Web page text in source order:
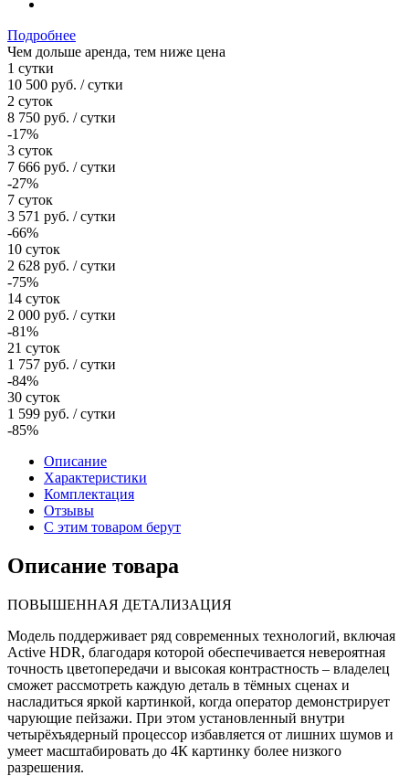
Подробнее
Чем дольше аренда, тем ниже цена
1 сутки
10 500 руб. / сутки
2 суток
8 750 руб. / сутки
-17%
3 суток
7 666 руб. / сутки
-27%
7 суток
3 571 руб. / сутки
-66%
10 суток
2 628 руб. / сутки
-75%
14 суток
2 000 руб. / сутки
-81%
21 суток
1 757 руб. / сутки
-84%
30 суток
1 599 руб. / сутки
-85%
Описание
Характеристики
Комплектация
Отзывы
С этим товаром берут
Описание товара
ПОВЫШЕННАЯ ДЕТАЛИЗАЦИЯ
Модель поддерживает ряд современных технологий, включая
Active HDR, благодаря которой обеспечивается невероятная
точность цветопередачи и высокая контрастность – владелец
сможет рассмотреть каждую деталь в тёмных сценах и
насладиться яркой картинкой, когда оператор демонстрирует
чарующие пейзажи. При этом установленный внутри
четырёхъядерный процессор избавляется от лишних шумов и
умеет масштабировать до 4К картинку более низкого
разрешения.